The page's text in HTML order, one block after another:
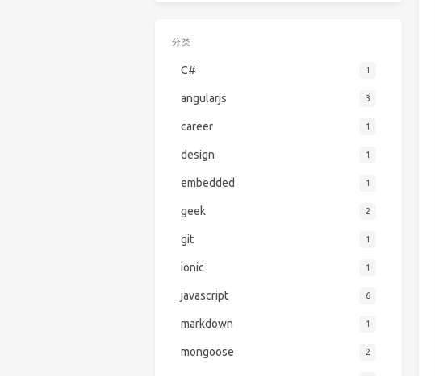
分类
C# 1
angularjs 3
career 1
design 1
embedded 1
geek 2
git 1
ionic 1
javascript 6
markdown 1
mongoose 2